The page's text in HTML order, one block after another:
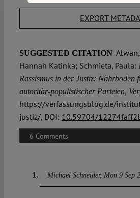
EXPORT
SUGGESTED CITATION
Hannah Katinka; Schmieta, Paula:
Rassismus in der Justiz: Nährboden
autoritär-populistischer Parteien,
https://verfassungsblog.de/
justiz/, DOI: 10.59704/
6 Comments
Michael Schneider Mon 9 Sep